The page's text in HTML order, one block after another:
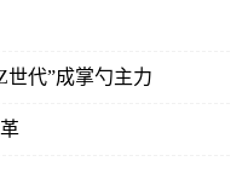
世代”成掌勺主力